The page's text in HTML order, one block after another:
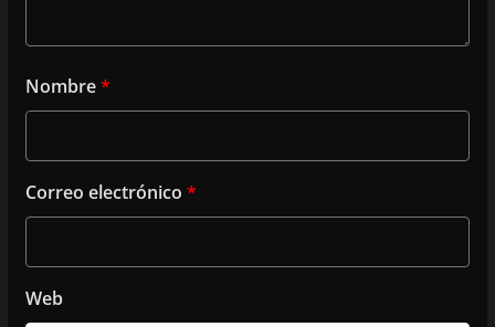
Nombre*
Correo electrónico *
Web